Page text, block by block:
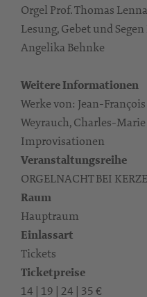
Orgel Prof. Thomas
Lesung, Gebet und
Angelika Behnke
Weitere Informationen
Werke von: Jean-
Weyrauch, Charles-
Improvisationen
Veranstaltungsreihe
ORGELNACHT BEI
Raum
Hauptraum
Einlassart
Tickets
Ticketpreise
14 | 19 | 24 | 35 €